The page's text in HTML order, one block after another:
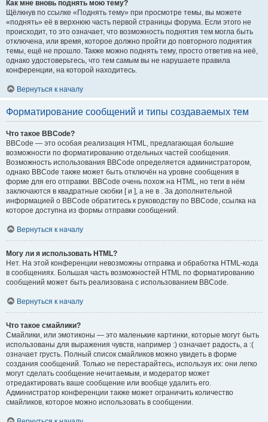
Как мне вновь поднять мою тему?
Щёлкнув по ссылке «Поднять тему» при просмотре темы, вы можете
«поднять» её в верхнюю часть первой страницы форума. Если этого не
происходит, то это означает, что возможность поднятия тем могла быть
отключена, или время, которое должно пройти до повторного поднятия
темы, ещё не прошло. Также можно поднять тему, просто ответив на неё,
однако удостоверьтесь, что тем самым вы не нарушаете правила
конференции, на которой находитесь.
Вернуться к началу
Форматирование сообщений и типы создаваемых тем
Что такое BBCode?
BBCode — это особая реализация HTML, предлагающая большие
возможности по форматированию отдельных частей сообщения.
Возможность использования BBCode определяется администратором,
однако BBCode также может быть отключён на уровне сообщения в
форме для его отправки. BBCode очень похож на HTML, но теги в нём
заключаются в квадратные скобки [ и ], а не в . За дополнительной
информацией о BBCode обратитесь к руководству по BBCode, ссылка на
которое доступна из формы отправки сообщений.
Вернуться к началу
Могу ли я использовать HTML?
Нет. На этой конференции невозможны отправка и обработка HTML-кода
в сообщениях. Большая часть возможностей HTML по форматированию
сообщений может быть реализована с использованием BBCode.
Вернуться к началу
Что такое смайлики?
Смайлики, или эмотиконы — это маленькие картинки, которые могут быть
использованы для выражения чувств, например :) означает радость, а :(
означает грусть. Полный список смайликов можно увидеть в форме
создания сообщений. Только не перестарайтесь, используя их: они легко
могут сделать сообщение нечитаемым, и модератор может
отредактировать ваше сообщение или вообще удалить его.
Администратор конференции также может ограничить количество
смайликов, которое можно использовать в сообщении.